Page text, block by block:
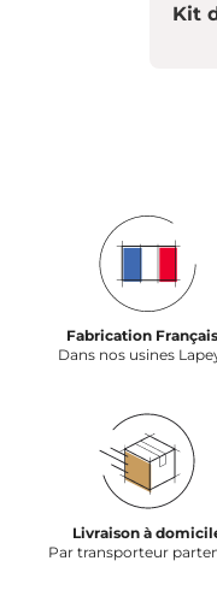
Kit
Fabrication
Dans nos usines
Livraison à
Par transporteur